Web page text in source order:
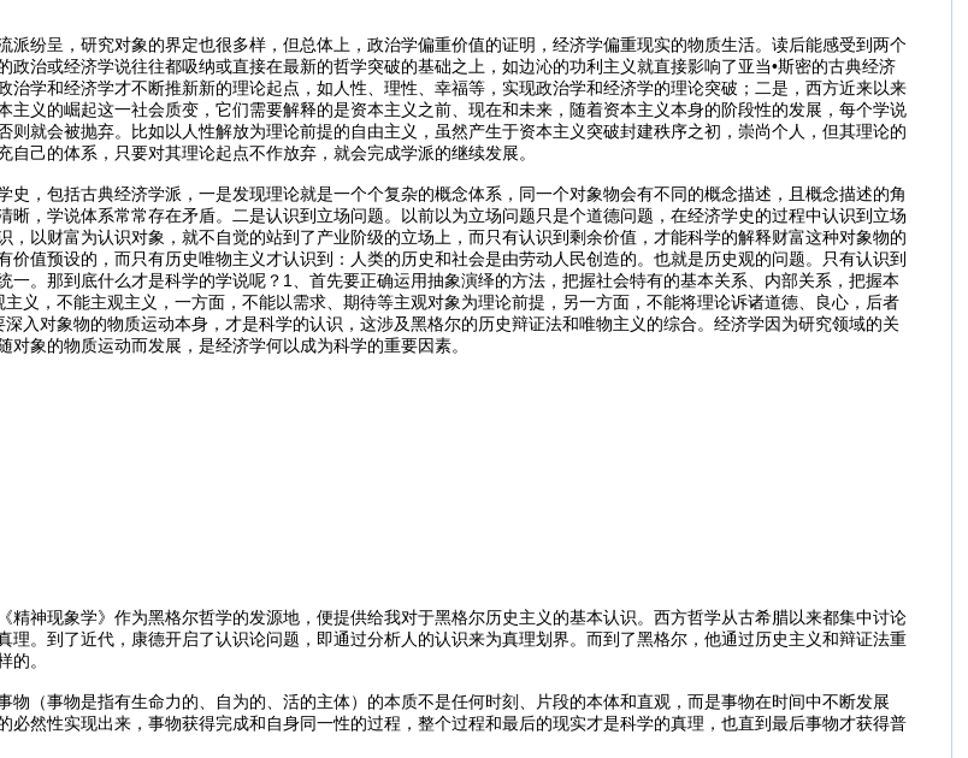
派纷呈，研究对象的界定也很多样，但总体上，政治学偏重价值的证明，经济学偏重现实的物质生活。读后能感受到两个
政治或经济学说往往都吸纳或直接在最新的哲学突破的基础之上，如边沁的功利主义就直接影响了亚当•斯密的古典经济
治学和经济学才不断推新新的理论起点，如人性、理性、幸福等，实现政治学和经济学的理论突破；二是，西方近来以来
主义的崛起这一社会质变，它们需要解释的是资本主义之前、现在和未来，随着资本主义本身的阶段性的发展，每个学说
则就会被抛弃。比如以人性解放为理论前提的自由主义，虽然产生于资本主义突破封建秩序之初，崇尚个人，但其理论的
己的体系，只要对其理论起点不作放弃，就会完成学派的继续发展。
史，包括古典经济学派，一是发现理论就是一个个复杂的概念体系，同一个对象物会有不同的概念描述，且概念描述的角
晰，学说体系常常存在矛盾。二是认识到立场问题。以前以为立场问题只是个道德问题，在经济学史的过程中认识到立场
，以财富为认识对象，就不自觉的站到了产业阶级的立场上，而只有认识到剩余价值，才能科学的解释财富这种对象物的
价值预设的，而只有历史唯物主义才认识到：人类的历史和社会是由劳动人民创造的。也就是历史观的问题。只有认识到
一。那到底什么才是科学的学说呢？1、首先要正确运用抽象演绎的方法，把握社会特有的基本关系、内部关系，把握本
义，不能主观主义，一方面，不能以需求、期待等主观对象为理论前提，另一方面，不能将理论诉诸道德、良心，后者
入对象物的物质运动本身，才是科学的认识，这涉及黑格尔的历史辩证法和唯物主义的综合。经济学因为研究领域的关
象的物质运动而发展，是经济学何以成为科学的重要因素。
精神现象学》作为黑格尔哲学的发源地，便提供给我对于黑格尔历史主义的基本认识。西方哲学从古希腊以来都集中讨论
理。到了近代，康德开启了认识论问题，即通过分析人的认识来为真理划界。而到了黑格尔，他通过历史主义和辩证法重
的。
物（事物是指有生命力的、自为的、活的主体）的本质不是任何时刻、片段的本体和直观，而是事物在时间中不断发展
必然性实现出来，事物获得完成和自身同一性的过程，整个过程和最后的现实才是科学的真理，也直到最后事物才获得普